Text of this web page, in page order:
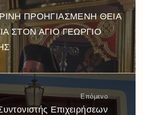
ΠΡΟΗΓΙΑΣΜΕΝΗ ΘΕΙΑ
ΣΤΟΝ ΑΓΙΟ ΓΕΩΡΓΙΟ
Επόμενο
Επιχειρήσεων